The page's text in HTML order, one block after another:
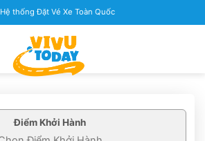
Hệ thống Đặt Vé Xe Toàn Quốc
Điểm Khởi Hành